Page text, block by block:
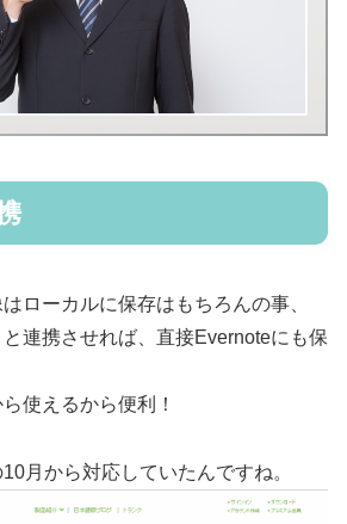
ローカルに保存はもちろんの事、
連携させれば、直接Evernoteにも保
使えるから便利！
月から対応していたんですね。